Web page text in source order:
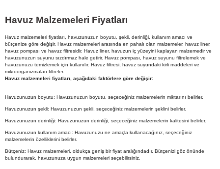
Havuz Malzemeleri Fiyatları
Havuz malzemeleri fiyatları, havuzunuzun boyutu, şekli, derinliği, kullanım amacı ve
bütçenize göre değişir. Havuz malzemeleri arasında en pahalı olan malzemeler, havuz liner,
havuz pompası ve havuz filtresidir. Havuz liner, havuzun iç yüzeyini kaplayan malzemedir ve
havuzunuzun suyunu sızdırmaz hale getirir. Havuz pompası, havuz suyunu filtrelemek ve
havuzunuzu temizlemek için kullanılır. Havuz filtresi, havuz suyundaki kirli maddeleri ve
mikroorganizmaları filtreler.
Havuz malzemeleri fiyatları, aşağıdaki faktörlere göre değişir:
Havuzunuzun boyutu: Havuzunuzun boyutu, seçeceğiniz malzemelerin miktarını belirler.
Havuzunuzun şekli: Havuzunuzun şekli, seçeceğiniz malzemelerin şeklini belirler.
Havuzunuzun derinliği: Havuzunuzun derinliği, seçeceğiniz malzemelerin kalitesini belirler.
Havuzunuzun kullanım amacı: Havuzunuzu ne amaçla kullanacağınız, seçeceğiniz
malzemelerin özelliklerini belirler.
Bütçeniz: Havuz malzemeleri, oldukça geniş bir fiyat aralığındadır. Bütçenizi göz önünde
bulundurarak, havuzunuza uygun malzemeleri seçebilirsiniz.